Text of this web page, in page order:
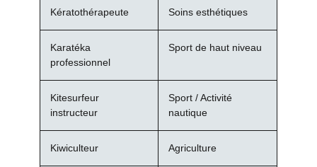
Kératothérapeute Soins esthétiques
Karatéka
professionnel
Sport de haut niveau
Kitesurfeur
instructeur
Sport / Activité
nautique
Kiwiculteur Agriculture